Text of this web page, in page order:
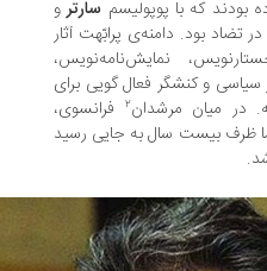
که با پوپولیسمسارترو
دامنه‌ی پرابّهت آثار
نمایش‌نامه‌نویس،
کنشگر فعال گویی برای
مرشدان فرانسوی،
بیست سال به جایی رسید